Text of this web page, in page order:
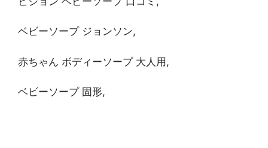
ベビーソープ ジョンソン,
赤ちゃん ボディーソープ 大人用,
ベビーソープ 固形,